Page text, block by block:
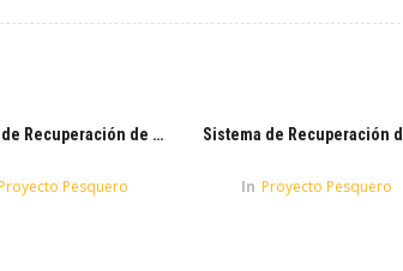
Sistema de Recuperación de Sólidos | COPEINCA – BAYOVAR
Proyecto Pesquero In Proyecto Pesquero